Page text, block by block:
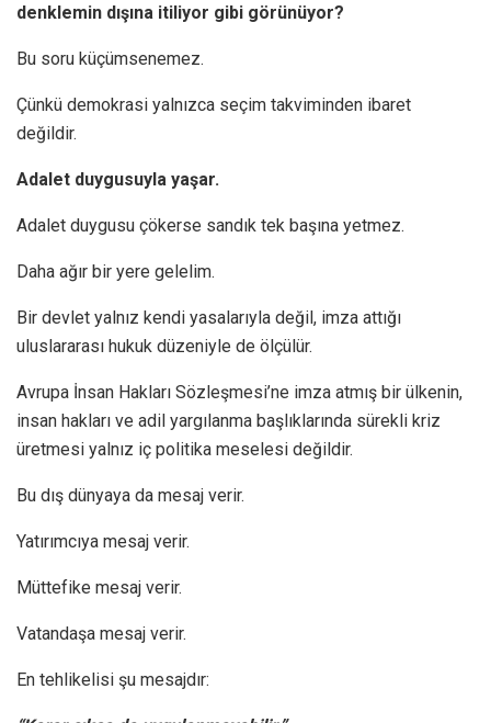
denklemin dışına itiliyor gibi görünüyor?
Bu soru küçümsenemez.
Çünkü demokrasi yalnızca seçim takviminden ibaret
değildir.
Adalet duygusuyla yaşar.
Adalet duygusu çökerse sandık tek başına yetmez.
Daha ağır bir yere gelelim.
Bir devlet yalnız kendi yasalarıyla değil, imza attığı
uluslararası hukuk düzeniyle de ölçülür.
Avrupa İnsan Hakları Sözleşmesi’ne imza atmış bir ülkenin,
insan hakları ve adil yargılanma başlıklarında sürekli kriz
üretmesi yalnız iç politika meselesi değildir.
Bu dış dünyaya da mesaj verir.
Yatırımcıya mesaj verir.
Müttefike mesaj verir.
Vatandaşa mesaj verir.
En tehlikelisi şu mesajdır: